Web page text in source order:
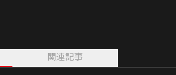
関連記事